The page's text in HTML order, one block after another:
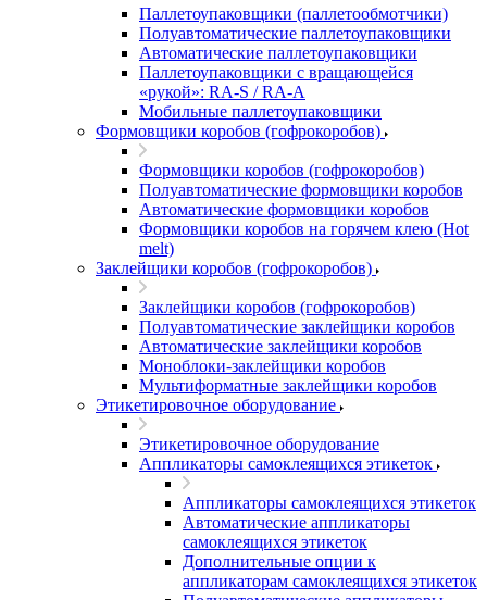
Паллетоупаковщики (паллетообмотчики)
Полуавтоматические паллетоупаковщики
Автоматические паллетоупаковщики
Паллетоупаковщики с вращающейся
«рукой»: RA-S / RA-A
Мобильные паллетоупаковщики
Формовщики коробов (гофрокоробов)
Формовщики коробов (гофрокоробов)
Полуавтоматические формовщики коробов
Автоматические формовщики коробов
Формовщики коробов на горячем клею (Hot
melt)
Заклейщики коробов (гофрокоробов)
Заклейщики коробов (гофрокоробов)
Полуавтоматические заклейщики коробов
Автоматические заклейщики коробов
Моноблоки-заклейщики коробов
Мультиформатные заклейщики коробов
Этикетировочное оборудование
Этикетировочное оборудование
Аппликаторы самоклеящихся этикеток
Аппликаторы самоклеящихся этикеток
Автоматические аппликаторы
самоклеящихся этикеток
Дополнительные опции к
аппликаторам самоклеящихся этикеток